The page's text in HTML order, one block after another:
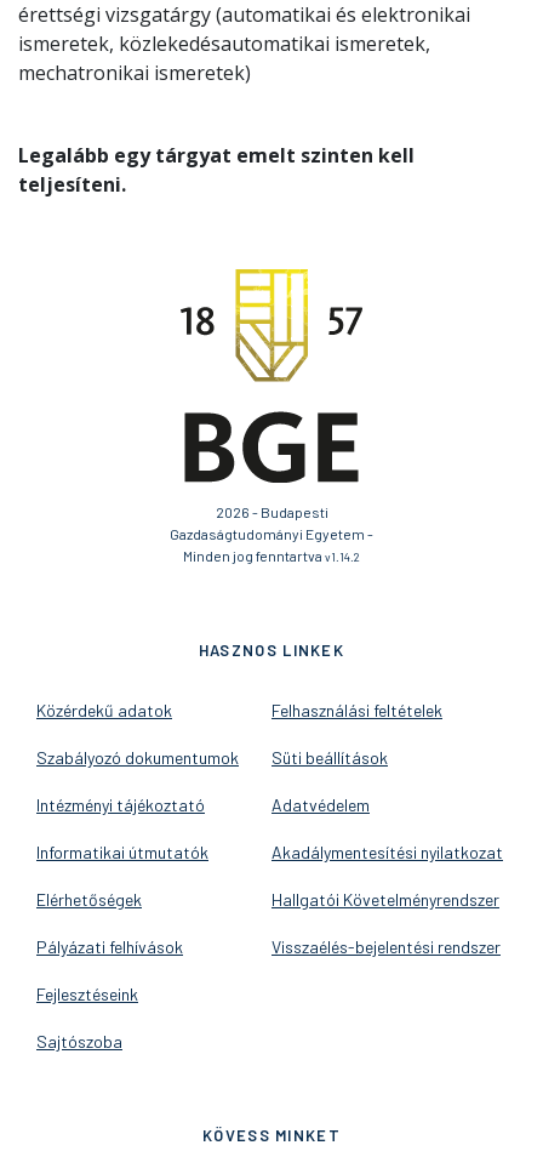
érettségi vizsgatárgy (automatikai és elektronikai
ismeretek, közlekedésautomatikai ismeretek,
mechatronikai ismeretek)
Legalább egy tárgyat emelt szinten kell
teljesíteni.
2026 - Budapesti
Gazdaságtudományi Egyetem -
Minden jog fenntartva v1.14.2
HASZNOS LINKEK
Közérdekű adatok
Szabályozó dokumentumok
Intézményi tájékoztató
Informatikai útmutatók
Elérhetőségek
Pályázati felhívások
Fejlesztéseink
Sajtószoba
Felhasználási feltételek
Süti beállítások
Adatvédelem
Akadálymentesítési nyilatkozat
Hallgatói Követelményrendszer
Visszaélés-bejelentési rendszer
KÖVESS MINKET